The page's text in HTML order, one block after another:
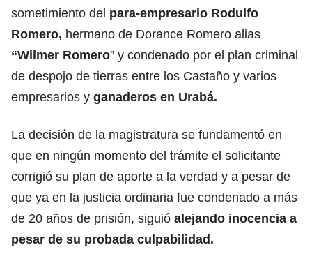
sometimiento del para-empresario Rodulfo
Romero, hermano de Dorance Romero alias
“Wilmer Romero” y condenado por el plan criminal
de despojo de tierras entre los Castaño y varios
empresarios y ganaderos en Urabá.
La decisión de la magistratura se fundamentó en
que en ningún momento del trámite el solicitante
corrigió su plan de aporte a la verdad y a pesar de
que ya en la justicia ordinaria fue condenado a más
de 20 años de prisión, siguió alejando inocencia a
pesar de su probada culpabilidad.